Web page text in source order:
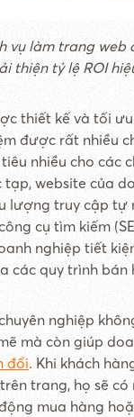
vụ làm trang web
thiện tỷ lệ ROI
thiết kế và tối
được rất nhiều
nhiều cho các
website của
lượng truy cập tự
cụ tìm kiếm
nghiệp tiết
các quy trình bán
nghiệp
mà còn giúp
đổi. Khi khách
trang, họ sẽ có
mua hàng